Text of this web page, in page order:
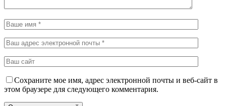
Сохраните мое имя, адрес электронной почты и веб-сайт в
этом браузере для следующего комментария.